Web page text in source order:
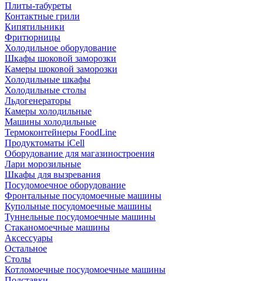
Плиты-табуреты
Контактные грили
Кипятильники
Фритюрницы
Холодильное оборудование
Шкафы шоковой заморозки
Камеры шоковой заморозки
Холодильные шкафы
Холодильные столы
Льдогенераторы
Камеры холодильные
Машины холодильные
Термоконтейнеры FoodLine
Продуктоматы iCell
Оборудование для магазиностроения
Лари морозильные
Шкафы для вызревания
Посудомоечное оборудование
Фронтальные посудомоечные машины
Купольные посудомоечные машины
Туннельные посудомоечные машины
Стаканомоечные машины
Аксессуары
Остальное
Столы
Котломоечные посудомоечные машины